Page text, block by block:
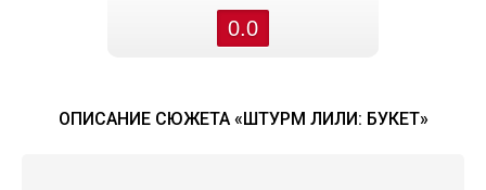
0.0
ОПИСАНИЕ СЮЖЕТА «ШТУРМ ЛИЛИ: БУКЕТ»